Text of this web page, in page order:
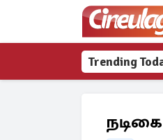
Trending